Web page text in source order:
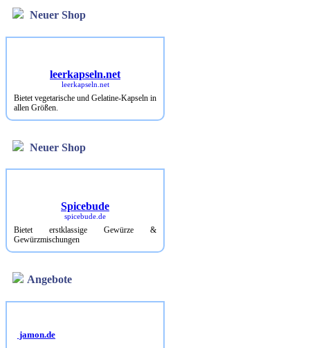
Neuer Shop
leerkapseln.net
leerkapseln.net
Bietet vegetarische und Gelatine-Kapseln in
allen Größen.
Neuer Shop
Spicebude
spicebude.de
Bietet erstklassige Gewürze &
Gewürzmischungen
Angebote
jamon.de